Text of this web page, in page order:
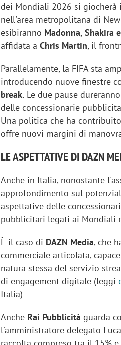
dei Mondiali 2026 si
nell'area metropolitana di
esibiranno Madonna, Shakira
affidata aChris Martin, il
Parallelamente, la FIFA sta
introducendo nuove finestre
break. Le due pause
delle concessionarie
Una politica che ha
offre nuovi margini di
LE ASPETTATIVE DI DAZN
Anche in Italia, nonostante
approfondimento sul
aspettative delle
pubblicitari legati ai Mondiali
È il caso di DAZN Media, che
commerciale articolata,
natura stessa del servizio
di engagement digitale (leggi
Italia)
Anche Rai Pubblicità guarda
l'amministratore delegato